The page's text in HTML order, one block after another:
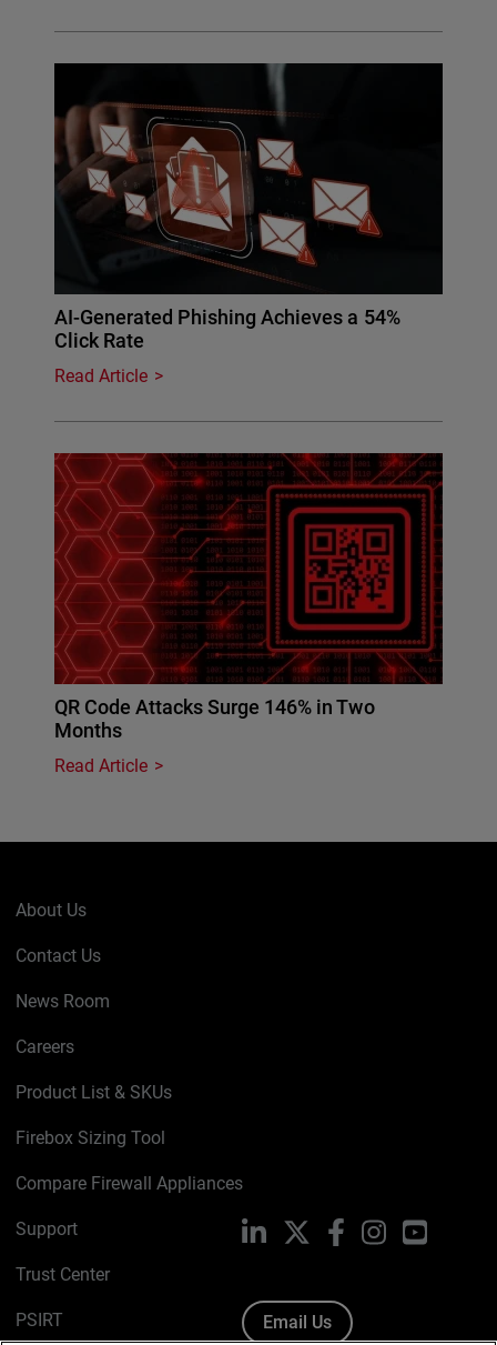
AI-Generated Phishing Achieves a 54%
Click Rate
Read Article
QR Code Attacks Surge 146% in Two
Months
Read Article
About Us
Contact Us
News Room
Careers
Product List & SKUs
Firebox Sizing Tool
Compare Firewall Appliances
Support
Trust Center
PSIRT
LinkedIn FacebookInstagramYouTube
Email Us